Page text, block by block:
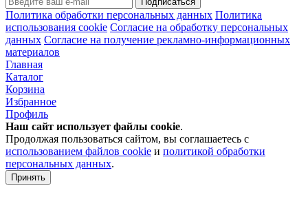
Политика обработки персональных данных Политика
использования cookie Согласие на обработку персональных
данных Согласие на получение рекламно-информационных
материалов
Главная
Каталог
Корзина
Избранное
Профиль
Наш сайт использует файлы cookie.
Продолжая пользоваться сайтом, вы соглашаетесь с
использованием файлов cookie и политикой обработки
персональных данных.
Принять